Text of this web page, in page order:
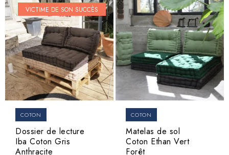
COTON
Dossier de lecture
Iba Coton Gris
Anthracite
VICTIME DE SON SUCCÈS
COTON
Matelas de sol
Coton Ethan Vert
Forêt